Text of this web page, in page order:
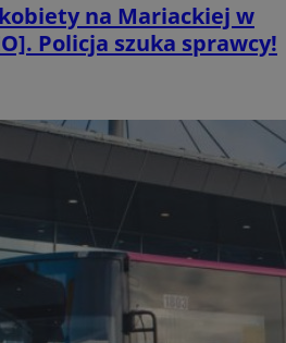
na Mariackiej w
Policja szuka sprawcy!